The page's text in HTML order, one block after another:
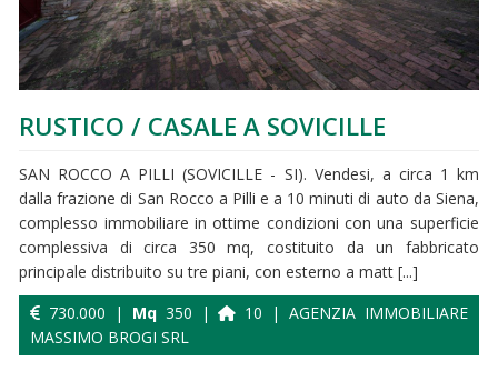
RUSTICO / CASALE A SOVICILLE
SAN ROCCO A PILLI (SOVICILLE - SI). Vendesi, a circa 1 km
dalla frazione di San Rocco a Pilli e a 10 minuti di auto da Siena,
complesso immobiliare in ottime condizioni con una superficie
complessiva di circa 350 mq, costituito da un fabbricato
principale distribuito su tre piani, con esterno a matt [...]
730.000 | Mq350 |
10 | AGENZIA IMMOBILIARE
MASSIMO BROGI SRL